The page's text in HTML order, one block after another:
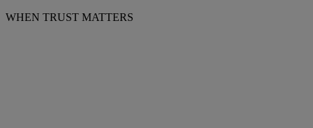
WHEN TRUST MATTERS